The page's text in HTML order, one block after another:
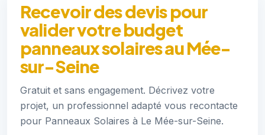
Recevoir des devis pour
valider votre budget
panneaux solaires au Mée-
sur-Seine
Gratuit et sans engagement. Décrivez votre
projet, un professionnel adapté vous recontacte
pour Panneaux Solaires à Le Mée-sur-Seine.